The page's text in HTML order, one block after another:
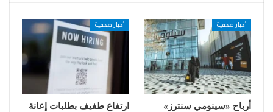
أخبار صحفية
أرباح «سينومي سنترز»
أخبار صحفية
ارتفاع طفيف بطلبات إعانة